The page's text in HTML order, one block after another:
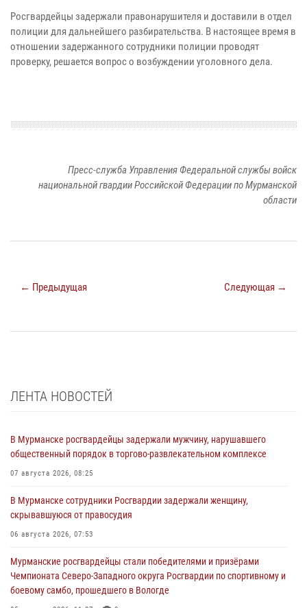
Росгвардейцы задержали правонарушителя и доставили в отдел
полиции для дальнейшего разбирательства. В настоящее время в
отношении задержанного сотрудники полиции проводят
проверку, решается вопрос о возбуждении уголовного дела.
Пресс-служба Управления Федеральной службы войск
национальной гвардии Российской Федерации по Мурманской
области
← Предыдущая Следующая →
ЛЕНТА НОВОСТЕЙ
В Мурманске росгвардейцы задержали мужчину, нарушавшего
общественный порядок в торгово-развлекательном комплексе
07 августа 2026, 08:25
В Мурманске сотрудники Росгвардии задержали женщину,
скрывавшуюся от правосудия
06 августа 2026, 07:53
Мурманские росгвардейцы стали победителями и призёрами
Чемпионата Северо-Западного округа Росгвардии по спортивному и
боевому самбо, прошедшего в Вологде